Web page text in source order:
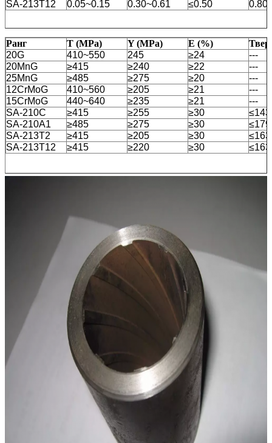
SA-213T12 0.05~0.15 0.30~0.61 ≤0.50
Ранг T (MPa) Y (MPa) E (%)
20G
410~550 245 ≥24
---
20MnG
≥415 ≥240 ≥22
---
25MnG
≥485 ≥275 ≥20
---
12CrMoG
410~560 ≥205 ≥21
---
15CrMoG
440~640 ≥235 ≥21
---
SA-210C
≥415 ≥255 ≥30
SA-210A1
≥485 ≥275 ≥30
SA-213T2
≥415 ≥205 ≥30
SA-213T12
≥415 ≥220 ≥30